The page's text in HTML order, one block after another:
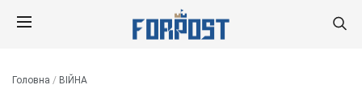
Головна / ВІЙНА